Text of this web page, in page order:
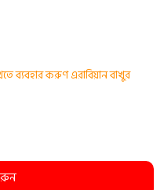
ব্যবহার করুণ এরাবিয়ান বাখুর